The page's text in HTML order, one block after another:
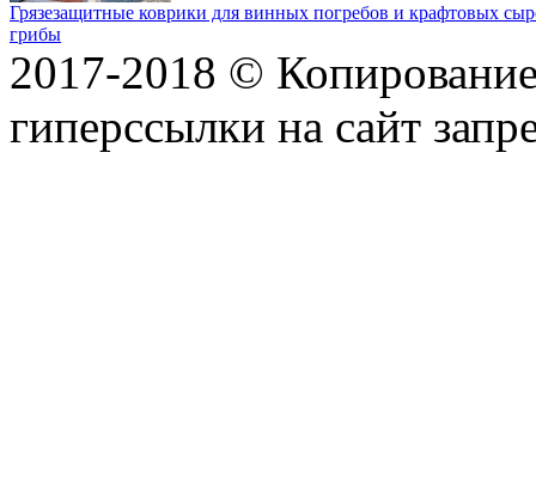
Грязезащитные коврики для винных погребов и крафтовых
грибы
2017-2018 ©
гиперссылки на сайт